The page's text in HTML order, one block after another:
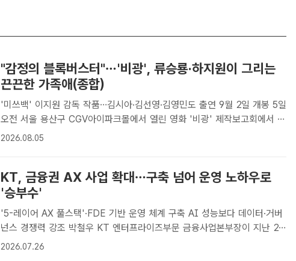
"감정의 블록버스터"…'비광', 류승룡·하지원이 그리는
끈끈한 가족애(종합)
'미쓰백' 이지원 감독 작품…김시아·김선영·김영민도 출연 9월 2일 개봉 5일
오전 서울 용산구 CGV아이파크몰에서 열린 영화 '비광' 제작보고회에서 배
우 하지원, 김시아, 류승룡이 포즈를 취하고 있다. /남윤호 기자[더팩트｜박
2026.08.05
KT, 금융권 AX 사업 확대…구축 넘어 운영 노하우로
'승부수'
'5-레이어 AX 풀스택'·FDE 기반 운영 체계 구축 AI 성능보다 데이터·거버
넌스 경쟁력 강조 박철우 KT 엔터프라이즈부문 금융사업본부장이 지난 24
일 서울 종로구 포시즌즈호텔 서울에서 열린 'KT 금융 AX 전략 스터디'에
2026.07.26